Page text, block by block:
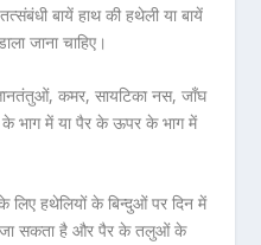
बायें हाथ की हथेली या बायें
जाना चाहिए।
कमर, सायटिका नस, जाँघ
भाग में या पैर के ऊपर के भाग में
लिए हथेलियों के बिन्दुओं पर दिन में
जा सकता है और पैर के तलुओं के